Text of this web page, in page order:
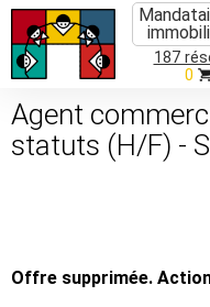
187
0
Agent
statuts (H/F) -
Offre supprimée.